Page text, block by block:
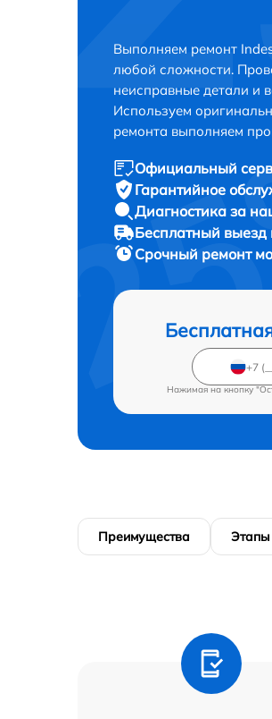
Выполняем ремонт
любой сложности.
неисправные детали и
Используем
ремонта выполняем
Официальный
Гарантийное
Диагностика за
Бесплатный выезд
Срочный ремонт
Нажимая на кнопку
Преимущества Этапы